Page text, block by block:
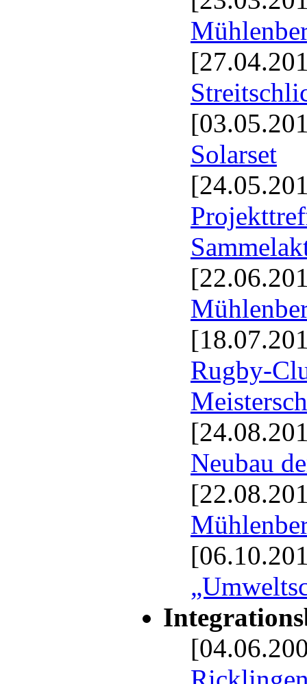
Solarset
Rugby-
Neubau